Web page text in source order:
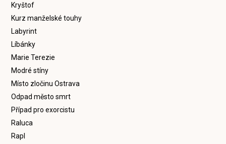
Kryštof
Kurz manželské touhy
Labyrint
Líbánky
Marie Terezie
Modré stíny
Místo zločinu Ostrava
Odpad město smrt
Případ pro exorcistu
Raluca
Rapl